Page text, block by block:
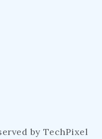
by TechPixel